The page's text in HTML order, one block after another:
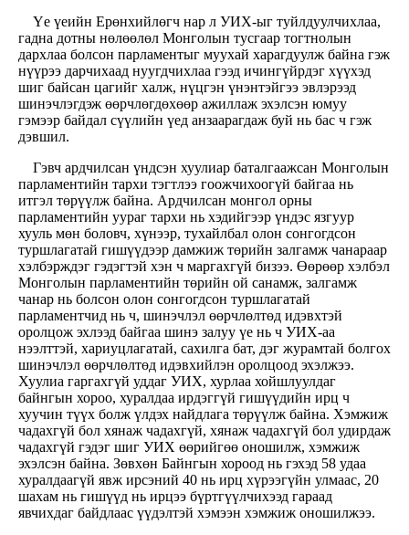
Үе үеийн Ерөнхийлөгч нар л УИХ-ыг туйлдуулчихлаа,
гадна дотны нөлөөлөл Монголын тусгаар тогтнолын
дархлаа болсон парламентыг муухай харагдуулж байна гэж
нүүрээ дарчихаад нуугдчихлаа гээд ичингүйрдэг хүүхэд
шиг байсан цагийг халж, нүцгэн үнэнтэйгээ эвлэрээд
шинэчлэгдэж өөрчлөгдөхөөр ажиллаж эхэлсэн юмуу
гэмээр байдал сүүлийн үед анзаарагдаж буй нь бас ч гэж
дэвшил.
Гэвч ардчилсан үндсэн хуулиар баталгаажсан Монголын
парламентийн тархи тэгтлээ гоожчихоогүй байгаа нь
итгэл төрүүлж байна. Ардчилсан монгол орны
парламентийн уураг тархи нь хэдийгээр үндэс язгуур
хууль мөн боловч, хүнээр, тухайлбал олон сонгогдсон
туршлагатай гишүүдээр дамжиж төрийн залгамж чанараар
хэлбэрждэг гэдэгтэй хэн ч маргахгүй бизээ. Өөрөөр хэлбэл
Монголын парламентийн төрийн ой санамж, залгамж
чанар нь болсон олон сонгогдсон туршлагатай
парламентчид нь ч, шинэчлэл өөрчлөлтөд идэвхтэй
оролцож эхлээд байгаа шинэ залуу үе нь ч УИХ-аа
нээлттэй, хариуцлагатай, сахилга бат, дэг журамтай болгох
шинэчлэл өөрчлөлтөд идэвхийлэн оролцоод эхэлжээ.
Хуулиа гаргахгүй уддаг УИХ, хурлаа хойшлуулдаг
байнгын хороо, хуралдаа ирдэггүй гишүүдийн ирц ч
хуучин түүх болж үлдэх найдлага төрүүлж байна. Хэмжиж
чадахгүй бол хянаж чадахгүй, хянаж чадахгүй бол удирдаж
чадахгүй гэдэг шиг УИХ өөрийгөө оношилж, хэмжиж
эхэлсэн байна. Зөвхөн Байнгын хороод нь гэхэд 58 удаа
хуралдаагүй явж ирсэний 40 нь ирц хүрээгүйн улмаас, 20
шахам нь гишүүд нь ирцээ бүртгүүлчихээд гараад
явчихдаг байдлаас үүдэлтэй хэмээн хэмжиж оношилжээ.